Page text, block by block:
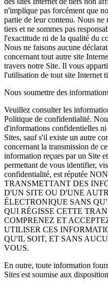
n'implique pas forcément que
partie de leur contenu. Nous ne
tiers et ne sommes pas
l'exactitude ni de la qualité du
Nous ne faisons aucune
concernant tout autre site
travers notre Site. Il vous
l'utilisation de tout site Internet
Nous soumettre des
Veuillez consulter les
Politique de confidentialité.
d'informations confidentielles
Sites, sauf s'il existe un autre
concernant la transmission de
information reçues par un Site
permettant de vous identifier,
confidentialité, est réputée
TRANSMETTANT DES
D'UN SITE OU D'UNE
ÉLECTRONIQUE SANS
QUI RÉGISSE CETTE
COMPRENEZ ET
UTILISER CES
QU'IL SOIT, ET SANS
VOUS.
En outre, toute information
Sites est soumise aux